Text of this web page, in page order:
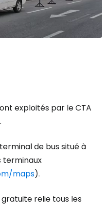
exploités par le CTA
de bus situé à
terminaux
maps).
relie tous les